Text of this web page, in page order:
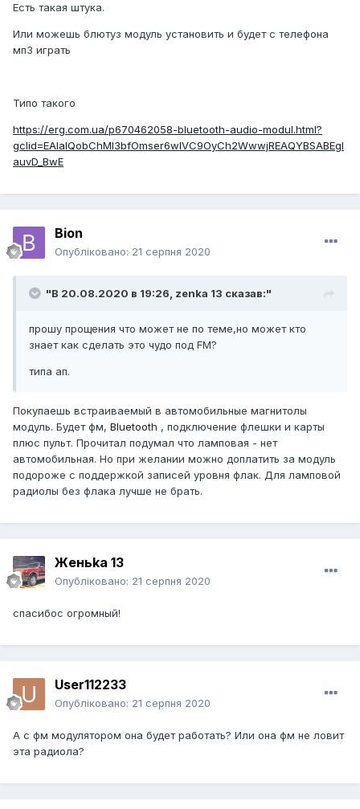
Есть такая штука.
Или можешь блютуз модуль установить и будет с телефона
мп3 играть
Типо такого
https://erg.com.ua/p670462058-bluetooth-audio-modul.html?
gclid=EAIaIQobChMI3bfOmser6wIVC9OyCh2WwwjREAQYBSABEgI
auvD_BwE
Bion
Опубліковано: 21 серпня 2020
"В 20.08.2020 в 19:26, zenka 13 сказав:"
прошу прощения что может не по теме,но может кто
знает как сделать это чудо под FM?
типа ап.
Покупаешь встраиваемый в автомобильные магнитолы
модуль. Будет фм, Bluetooth , подключение флешки и карты
плюс пульт. Прочитал подумал что ламповая - нет
автомобильная. Но при желании можно доплатить за модуль
подороже с поддержкой записей уровня флак. Для ламповой
радиолы без флака лучше не брать.
Женьka 13
Опубліковано: 21 серпня 2020
спасибос огромный!
User112233
Опубліковано: 21 серпня 2020
А с фм модулятором она будет работать? Или она фм не ловит
эта радиола?